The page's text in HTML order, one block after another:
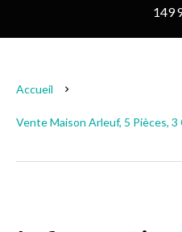
149
Accueil
Vente Maison Arleuf, 5 Pièces, 3